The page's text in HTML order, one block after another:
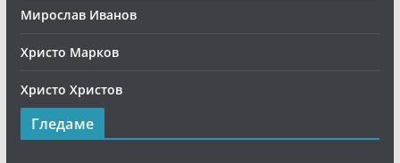
Мирослав Иванов
Христо Марков
Христо Христов
Гледаме